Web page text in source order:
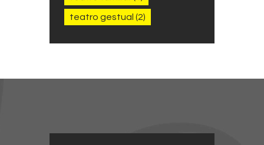
teatro gestual (2)